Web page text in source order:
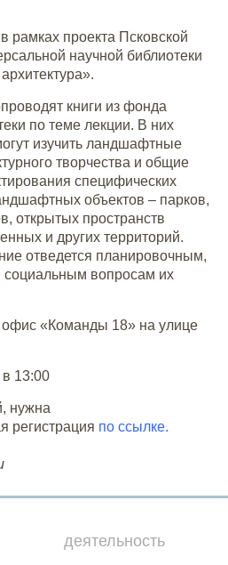
рамках проекта Псковской
научной библиотеки
книги из фонда
по теме лекции. В них
изучить ландшафтные
творчества и общие
специфических
объектов – парков,
открытых пространств
и других территорий.
отведется планировочным,
социальным вопросам их
«Команды 18» на улице
13:00
нужна
регистрация по ссылке.
деятельность